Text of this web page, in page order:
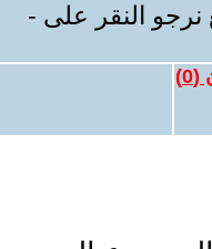
نرجو النقر على -
(
0
)